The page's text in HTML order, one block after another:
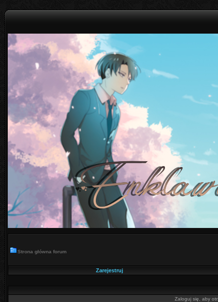
Strona główna forum
Zarejestruj
Zaloguj się, aby